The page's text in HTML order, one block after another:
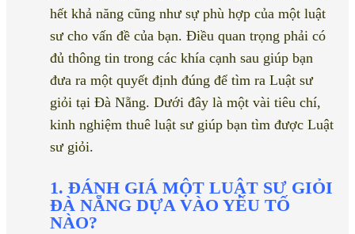
hết khả năng cũng như sự phù hợp của một luật
sư cho vấn đề của bạn. Điều quan trọng phải có
đủ thông tin trong các khía cạnh sau giúp bạn
đưa ra một quyết định đúng để tìm ra Luật sư
giỏi tại Đà Nẵng. Dưới đây là một vài tiêu chí,
kinh nghiệm thuê luật sư giúp bạn tìm được Luật
sư giỏi.
1. ĐÁNH GIÁ MỘT LUẬT SƯ GIỎI
ĐÀ NẴNG DỰA VÀO YẾU TỐ
NÀO?